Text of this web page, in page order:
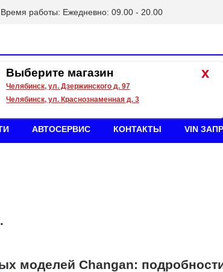
Время работы: Ежедневно: 09.00 - 20.00
АВТОСЕРВИС КОНТАКТЫ VIN
моделей Changan:
x
Выберите магазин
Челябинск, ул. Дзержинского д. 97
Челябинск, ул. Краснознаменная д. 3